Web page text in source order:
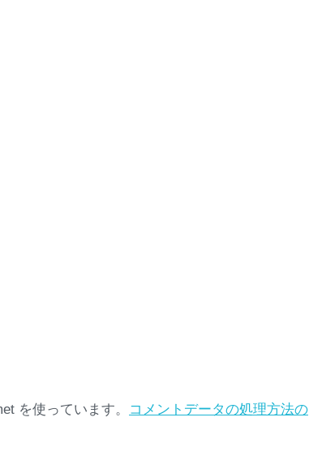
を使っています。 コメントデータの処理方法の